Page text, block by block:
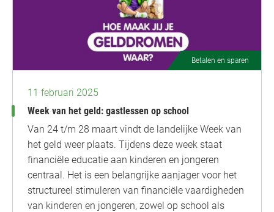
Betalen en sparen
11 februari 2025
Week van het geld: gastlessen op school
Van 24 t/m 28 maart vindt de landelijke Week van
het geld weer plaats. Tijdens deze week staat
financiële educatie aan kinderen en jongeren
centraal. Het is een belangrijke aanjager voor het
structureel stimuleren van financiële vaardigheden
van kinderen en jongeren, zowel op school als